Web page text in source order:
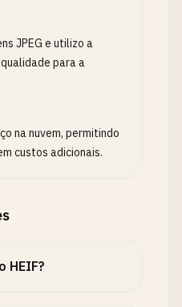
JPEG e utilizo a
para a
na nuvem, permitindo
custos adicionais.
HEIF?